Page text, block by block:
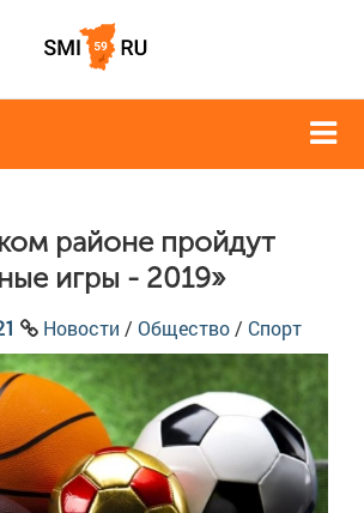
районе пройдут
игры - 2019»
Новости / Общество / Спорт